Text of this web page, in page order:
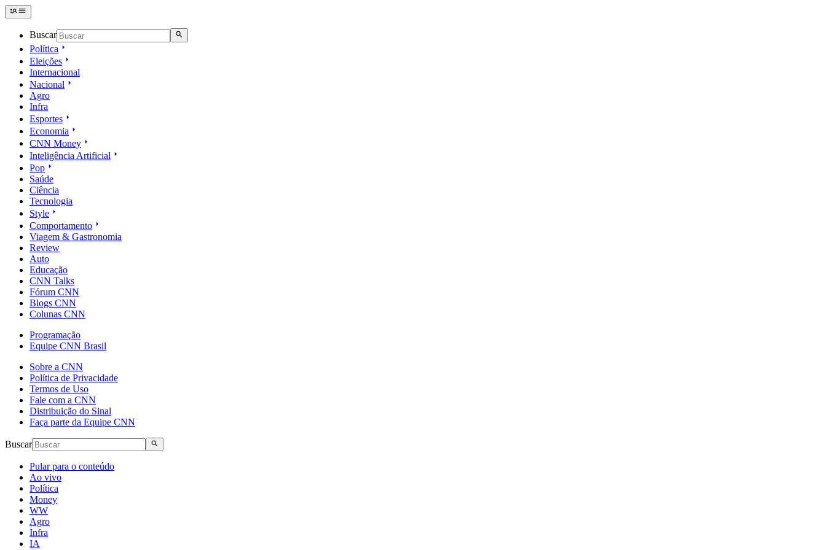
Buscar
Política
Eleições
Internacional
Nacional
Agro
Infra
Esportes
Economia
CNN Money
Inteligência Artificial
Pop
Saúde
Ciência
Tecnologia
Style
Comportamento
Viagem & Gastronomia
Review
Auto
Educação
CNN Talks
Fórum CNN
Blogs CNN
Colunas CNN
Programação
Equipe CNN Brasil
Sobre a CNN
Política de Privacidade
Termos de Uso
Fale com a CNN
Distribuição do Sinal
Faça parte da Equipe CNN
Buscar
Pular para o conteúdo
Ao vivo
Política
Money
WW
Agro
Infra
IA